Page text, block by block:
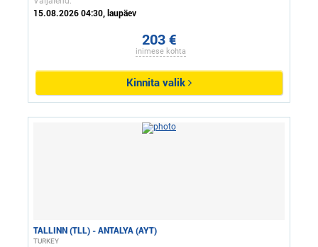
15.08.2026 04:30, laupäev
203 €
inimese kohta
Kinnita valik
TALLINN (TLL) - ANTALYA (AYT)
TURKEY